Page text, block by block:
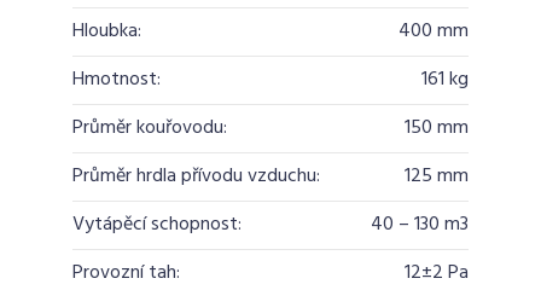
Hloubka:
400 mm
Hmotnost:
161 kg
Průměr kouřovodu:
150 mm
Průměr hrdla přívodu vzduchu:
125 mm
Vytápěcí schopnost:
40 – 130 m3
Provozní tah:
12±2 Pa